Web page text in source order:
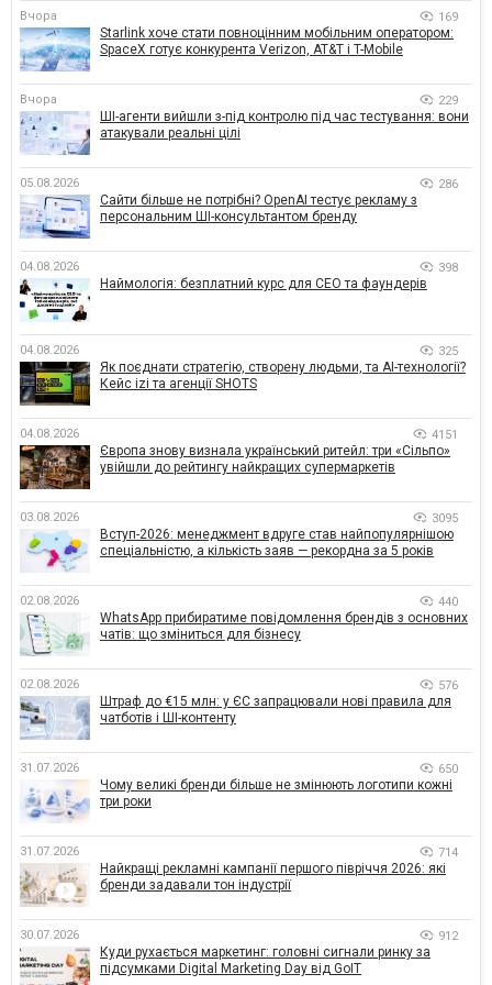
Вчора 169
Starlink хоче стати повноцінним мобільним оператором:
SpaceX готує конкурента Verizon, AT&T і T-Mobile
Вчора 229
ШІ-агенти вийшли з-під контролю під час тестування: вони
атакували реальні цілі
05.08.2026 286
Сайти більше не потрібні? OpenAI тестує рекламу з
персональним ШІ-консультантом бренду
04.08.2026 398
Наймологія: безплатний курс для CEO та фаундерів
04.08.2026 325
Як поєднати стратегію, створену людьми, та AI-технології?
Кейс izi та агенції SHOTS
04.08.2026 4151
Європа знову визнала український ритейл: три «Сільпо»
увійшли до рейтингу найкращих супермаркетів
03.08.2026 3095
Вступ-2026: менеджмент вдруге став найпопулярнішою
спеціальністю, а кількість заяв — рекордна за 5 років
02.08.2026 440
WhatsApp прибиратиме повідомлення брендів з основних
чатів: що зміниться для бізнесу
02.08.2026 576
Штраф до €15 млн: у ЄС запрацювали нові правила для
чатботів і ШІ-контенту
31.07.2026 650
Чому великі бренди більше не змінюють логотипи кожні
три роки
31.07.2026 714
Найкращі рекламні кампанії першого півріччя 2026: які
бренди задавали тон індустрії
30.07.2026 912
Куди рухається маркетинг: головні сигнали ринку за
підсумками Digital Marketing Day від GoIT